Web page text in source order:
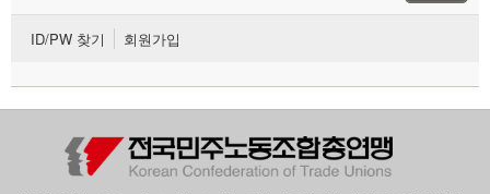
ID/PW 찾기 회원가입
업무